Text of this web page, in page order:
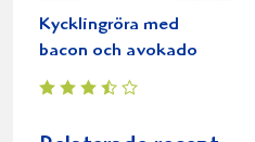
Kycklingröra med
bacon och avokado